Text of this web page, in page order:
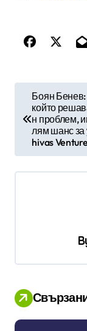
и
г
Боян
който
н проблем,
лям шанс за
hivas Venture